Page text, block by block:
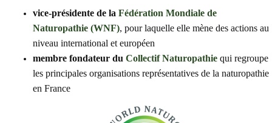
vice-présidente de la Fédération Mondiale de
Naturopathie (WNF), pour laquelle elle mène des actions au
niveau international et européen
membre fondateur du Collectif Naturopathie qui regroupe
les principales organisations représentatives de la naturopathie
en France